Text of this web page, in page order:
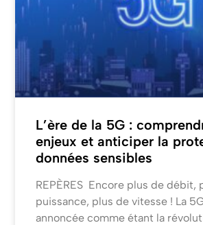
L’ère de la 5G :
enjeux et anticiper la
données sensibles
REPÈRES Encore plus de débit,
puissance, plus de vitesse ! La
annoncée comme étant la